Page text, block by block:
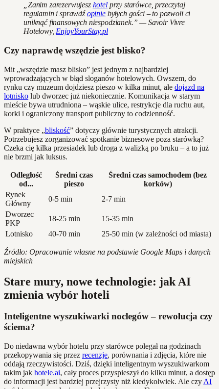
„Zanim zarezerwujesz hotelprzy starówce, przeczytaj
regulamin i sprawdźopiniebyłych gości – to pozwoli ci
uniknąć finansowych niespodzianek.” — Savoir Vivre
Hotelowy, EnjoyYourStay.pl
Czy naprawdę wszędzie jest blisko?
Mit „wszędzie masz blisko” jest jednym z najbardziej
wprowadzających w błąd sloganów hotelowych. Owszem, do
rynku czy muzeum dojdziesz pieszo w kilka minut, ale dojazd na
lotnisko lub dworzec już niekoniecznie. Komunikacja w starym
mieście bywa utrudniona – wąskie ulice, restrykcje dla ruchu aut,
korki i ograniczony transport publiczny to codzienność.
W praktyce „bliskość” dotyczy głównie turystycznych atrakcji.
Potrzebujesz zorganizować spotkanie biznesowe poza starówką?
Czeka cię kilka przesiadek lub droga z walizką po bruku – a to już
nie brzmi jak luksus.
Odległość
od...
Średni czas
pieszo
Średni czas samochodem (bez
korków)
Rynek
Główny
0-5 min
2-7 min
Dworzec
PKP
18-25 min
15-35 min
Lotnisko
40-70 min 25-50 min (w zależności od miasta)
Źródło: Opracowanie własne na podstawie Google Maps i danych
miejskich
Stare mury, nowe technologie: jak AI
zmienia wybór hoteli
Inteligentne wyszukiwarki noclegów – rewolucja czy
ściema?
Do niedawna wybór hotelu przy starówce polegał na godzinach
przekopywania się przez recenzje, porównania i zdjęcia, które nie
oddają rzeczywistości. Dziś, dzięki inteligentnym wyszukiwarkom
takim jak hotele.ai, cały proces przyspieszył do kilku minut, a dostęp
do informacji jest bardziej przejrzysty niż kiedykolwiek. Ale czy AI